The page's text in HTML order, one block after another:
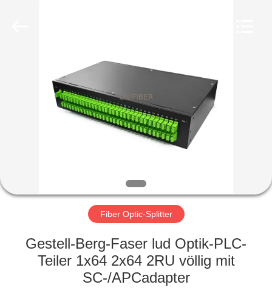
PRODUKTE
FABRIK-
QUALITÄTSKONTROLLE
Fiber Optic-Splitter
Gestell-Berg-Faser lud Optik-PLC-
Teiler 1x64 2x64 2RU völlig mit
SC-/APCadapter